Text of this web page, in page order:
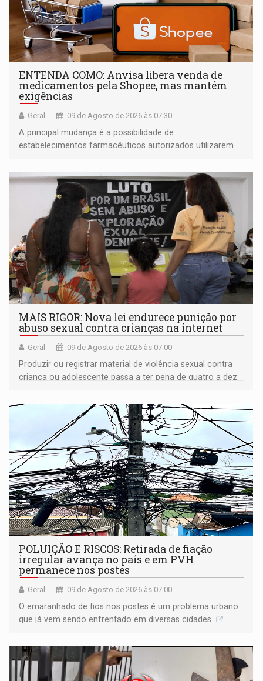
ENTENDA COMO: Anvisa libera venda de
medicamentos pela Shopee, mas mantém
exigências
Geral 09 de Agosto de 2026 às 07:30
A principal mudança é a possibilidade de
estabelecimentos farmacêuticos autorizados utilizarem
MAIS RIGOR: Nova lei endurece punição por
abuso sexual contra crianças na internet
Geral 09 de Agosto de 2026 às 07:00
Produzir ou registrar material de violência sexual contra
criança ou adolescente passa a ter pena de quatro a dez
POLUIÇÃO E RISCOS: Retirada de fiação
irregular avança no país e em PVH
permanece nos postes
Geral 09 de Agosto de 2026 às 07:00
O emaranhado de fios nos postes é um problema urbano
que já vem sendo enfrentado em diversas cidades